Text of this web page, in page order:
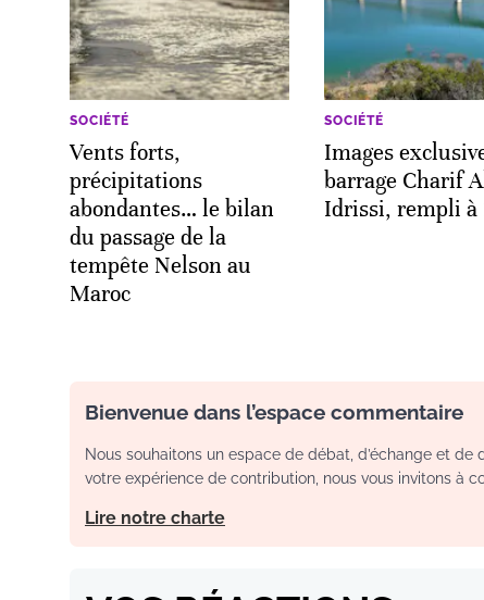
SOCIÉTÉ
Vents forts,
précipitations
abondantes… le bilan
du passage de la
tempête Nelson au
Maroc
SOCIÉTÉ
Images
barrage Charif
Idrissi, rempli à
Bienvenue dans l’espace commentaire
Nous souhaitons un espace de débat, d’échange et
votre expérience de contribution, nous vous invitons à
Lire notre charte